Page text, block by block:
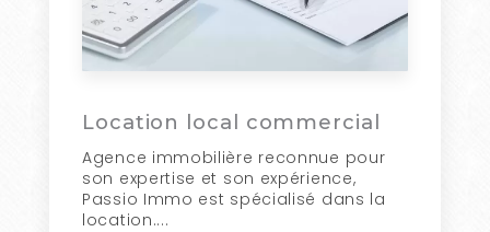
Location local commercial
Agence immobilière reconnue pour
son expertise et son expérience,
Passio Immo est spécialisé dans la
location....